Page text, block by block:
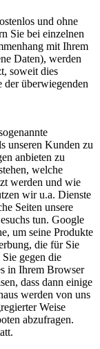
und ohne
Sie bei einzelnen
mit Ihrem
Daten), werden
soweit dies
der überwiegenden
unseren Kunden zu
anbieten zu
welche
werden und wie
wir u.a. Dienste
Seiten unsere
tun. Google
um seine Produkte
die für Sie
gegen die
in Ihrem Browser
dass dann einige
werden von uns
Weise
abzufragen.